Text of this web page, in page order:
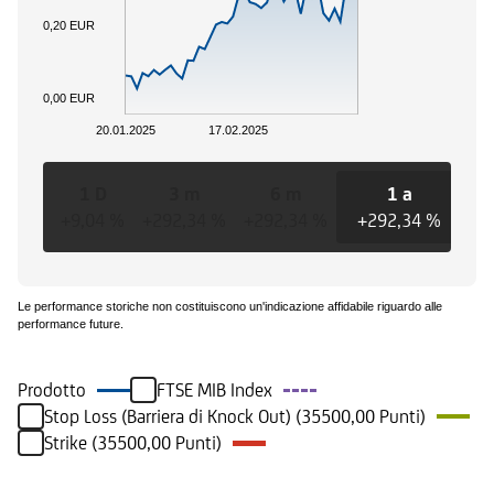
20.01.2025 17.02.2025
0,00 EUR
0,20 EUR
1 a
+292,34 %
Le performance storiche non costituiscono un'indicazione affidabile riguardo alle
performance future.
Prodotto
FTSE MIB Index
Stop Loss (Barriera di Knock Out) (35500,00 Punti)
Strike (35500,00 Punti)